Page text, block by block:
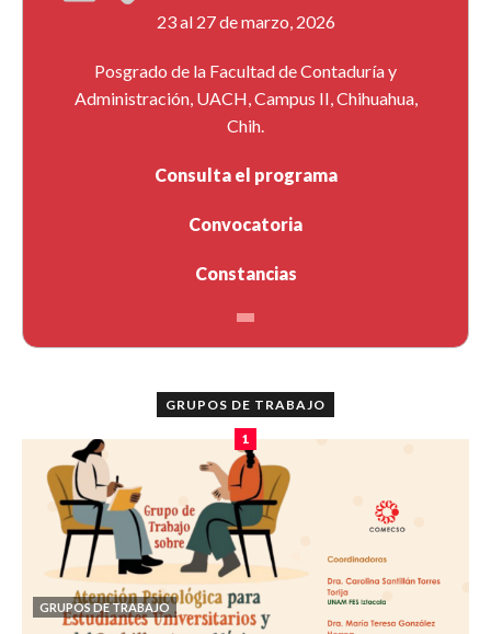
23 al 27 de marzo, 2026
Posgrado de la Facultad de Contaduría y
Administración, UACH, Campus II, Chihuahua,
Chih.
Consulta el programa
Convocatoria
Constancias
GRUPOS DE TRABAJO
1
GRUPOS DE TRABAJO